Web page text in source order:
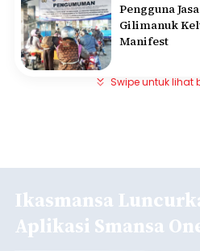
Pengguna
Gilimanuk
Manifest
Swipe untuk lihat
Ikasmansa
Aplikasi Smansa